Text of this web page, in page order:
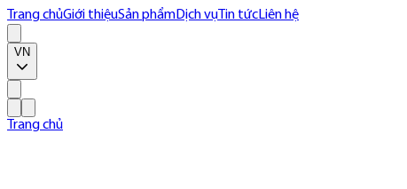
Trang chủGiới thiệuSản phẩmDịch vụ Tin tứcLiên hệ
VN
Trang chủ